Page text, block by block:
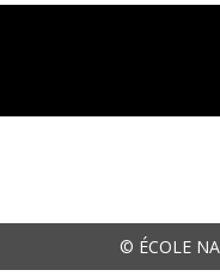
© ÉCOLE